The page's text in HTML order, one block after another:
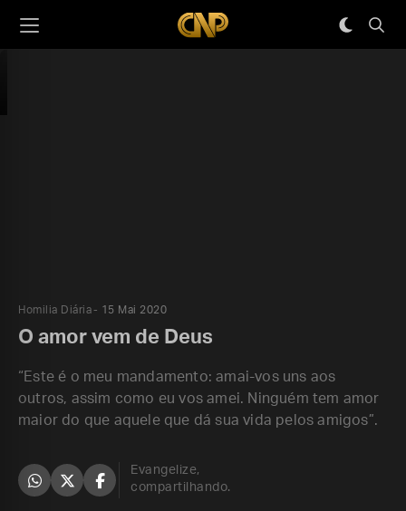
Homilia Diária 15 Mai 2020
O amor vem de Deus
“Este é o meu mandamento: amai-vos uns aos
outros, assim como eu vos amei. Ninguém tem amor
maior do que aquele que dá sua vida pelos amigos”.
Evangelize,
compartilhando.